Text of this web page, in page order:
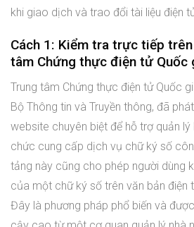
khi giao dịch và trao đổi tài liệu điện
Cách 1: Kiểm tra trực tiếp
tâm Chứng thực điện tử Quốc
Trung tâm Chứng thực điện tử Quốc
Bộ Thông tin và Truyền thông, đã
website chuyên biệt để hỗ trợ quản
chức cung cấp dịch vụ chữ ký số
tảng này cũng cho phép người dùng
của một chữ ký số trên văn bản điện
Đây là phương pháp phổ biến và